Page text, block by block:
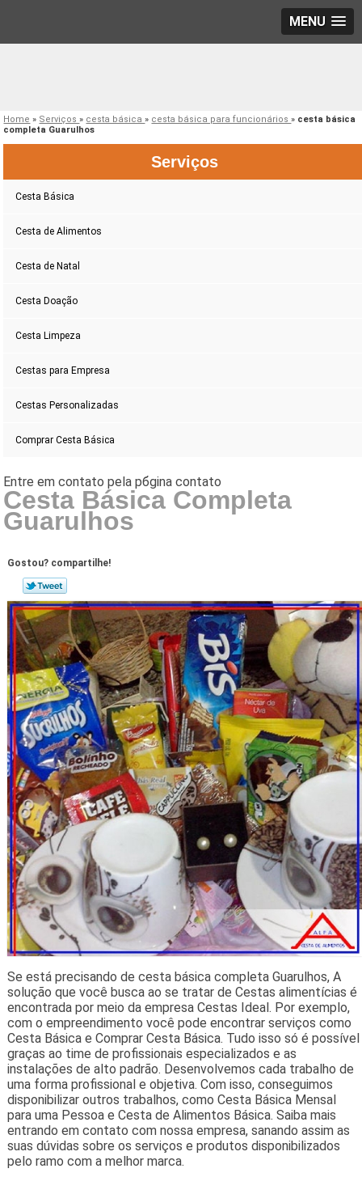
MENU
Home » Serviços» cesta básica» cesta básica para funcionários» cesta básica
completa Guarulhos
Serviços
Cesta Básica
Cesta de Alimentos
Cesta de Natal
Cesta Doação
Cesta Limpeza
Cestas para Empresa
Cestas Personalizadas
Comprar Cesta Básica
Cesta Básica Completa
Guarulhos
Gostou? compartilhe!
Se está precisando de cesta básica completa Guarulhos, A
solução que você busca ao se tratar de Cestas alimentícias é
encontrada por meio da empresa Cestas Ideal. Por exemplo,
com o empreendimento você pode encontrar serviços como
Cesta Básica e Comprar Cesta Básica. Tudo isso só é possível
graças ao time de profissionais especializados e as
instalações de alto padrão. Desenvolvemos cada trabalho de
uma forma profissional e objetiva. Com isso, conseguimos
disponibilizar outros trabalhos, como Cesta Básica Mensal
para uma Pessoa e Cesta de Alimentos Básica. Saiba mais
entrando em contato com nossa empresa, sanando assim as
suas dúvidas sobre os serviços e produtos disponibilizados
pelo ramo com a melhor marca.